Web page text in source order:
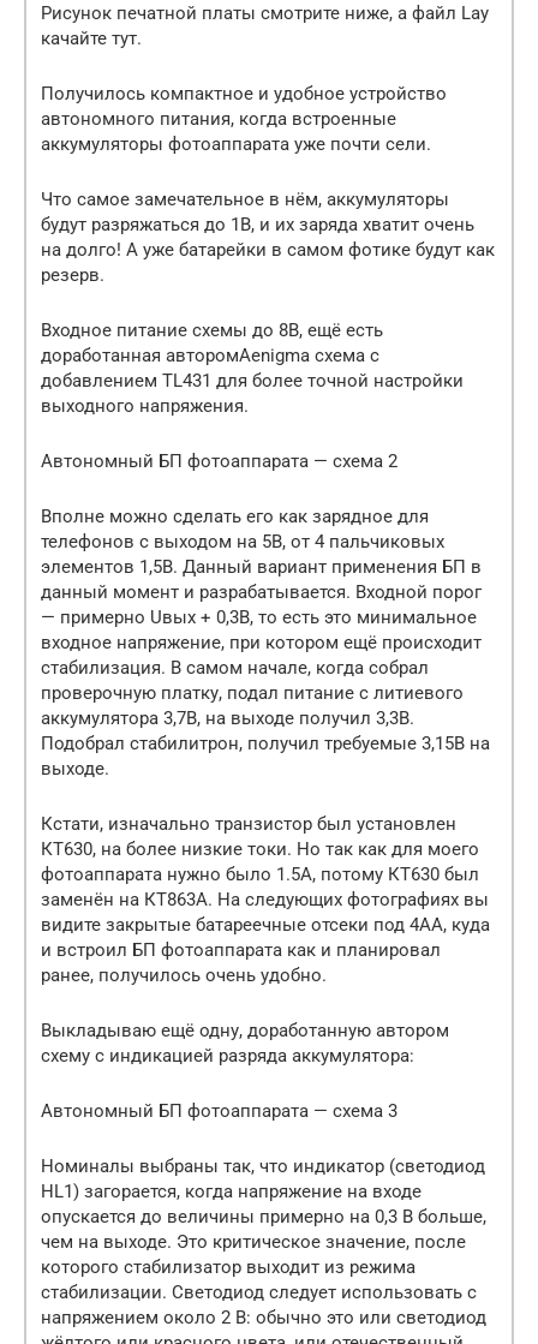
Рисунок печатной платы смотрите ниже, а файл Lay
качайте тут.
Получилось компактное и удобное устройство
автономного питания, когда встроенные
аккумуляторы фотоаппарата уже почти сели.
Что самое замечательное в нём, аккумуляторы
будут разряжаться до 1В, и их заряда хватит очень
на долго! А уже батарейки в самом фотике будут как
резерв.
Входное питание схемы до 8В, ещё есть
доработанная авторомAenigma схема с
добавлением TL431 для более точной настройки
выходного напряжения.
Автономный БП фотоаппарата — схема 2
Вполне можно сделать его как зарядное для
телефонов с выходом на 5В, от 4 пальчиковых
элементов 1,5В. Данный вариант применения БП в
данный момент и разрабатывается. Входной порог
— примерно Uвых + 0,3В, то есть это минимальное
входное напряжение, при котором ещё происходит
стабилизация. В самом начале, когда собрал
проверочную платку, подал питание с литиевого
аккумулятора 3,7В, на выходе получил 3,3В.
Подобрал стабилитрон, получил требуемые 3,15В на
выходе.
Кстати, изначально транзистор был установлен
КТ630, на более низкие токи. Но так как для моего
фотоаппарата нужно было 1.5А, потому КТ630 был
заменён на КТ863А. На следующих фотографиях вы
видите закрытые батареечные отсеки под 4АА, куда
и встроил БП фотоаппарата как и планировал
ранее, получилось очень удобно.
Выкладываю ещё одну, доработанную автором
схему с индикацией разряда аккумулятора:
Автономный БП фотоаппарата — схема 3
Номиналы выбраны так, что индикатор (светодиод
HL1) загорается, когда напряжение на входе
опускается до величины примерно на 0,3 В больше,
чем на выходе. Это критическое значение, после
которого стабилизатор выходит из режима
стабилизации. Светодиод следует использовать с
напряжением около 2 В: обычно это или светодиод